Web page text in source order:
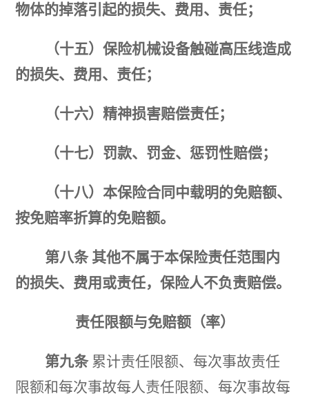
物体的掉落引起的损失、费用、责任；
（十五）保险机械设备触碰高压线造成
的损失、费用、责任；
（十六）精神损害赔偿责任；
（十七）罚款、罚金、惩罚性赔偿；
（十八）本保险合同中载明的免赔额、
按免赔率折算的免赔额。
第八条 其他不属于本保险责任范围内
的损失、费用或责任，保险人不负责赔偿。
责任限额与免赔额（率）
第九条 累计责任限额、每次事故责任
限额和每次事故每人责任限额、每次事故每